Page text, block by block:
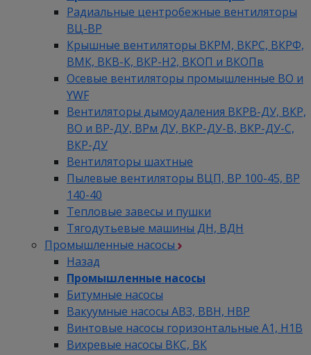
Радиальные центробежные вентиляторы
ВЦ-ВР
Крышные вентиляторы ВКРМ, ВКРС, ВКРФ,
ВМК, ВКВ-К, ВКР-Н2, ВКОП и ВКОПв
Осевые вентиляторы промышленные ВО и
YWF
Вентиляторы дымоудаления ВКРВ-ДУ, ВКР,
ВО и ВР-ДУ, ВРм ДУ, ВКР-ДУ-В, ВКР-ДУ-С,
ВКР-ДУ
Вентиляторы шахтные
Пылевые вентиляторы ВЦП, ВР 100-45, ВР
140-40
Тепловые завесы и пушки
Тягодутьевые машины ДН, ВДН
Промышленные насосы
Назад
Промышленные насосы
Битумные насосы
Вакуумные насосы АВЗ, ВВН, НВР
Винтовые насосы горизонтальные А1, Н1В
Вихревые насосы ВКС, ВК